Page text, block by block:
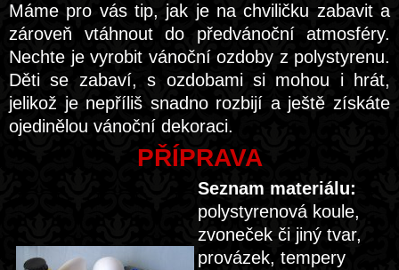
Máme pro vás tip, jak je na chviličku zabavit a
zároveň vtáhnout do předvánoční atmosféry.
Nechte je vyrobit vánoční ozdoby z polystyrenu.
Děti se zabaví, s ozdobami si mohou i hrát,
jelikož je nepříliš snadno rozbijí a ještě získáte
ojedinělou vánoční dekoraci.
PŘÍPRAVA
Seznam materiálu:
polystyrenová koule,
zvoneček či jiný tvar,
provázek, tempery